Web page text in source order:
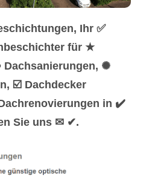
Ihr ✅
für ★
✺
☑️ Dachdecker
in ✔️
Sie uns ✉ ✔.